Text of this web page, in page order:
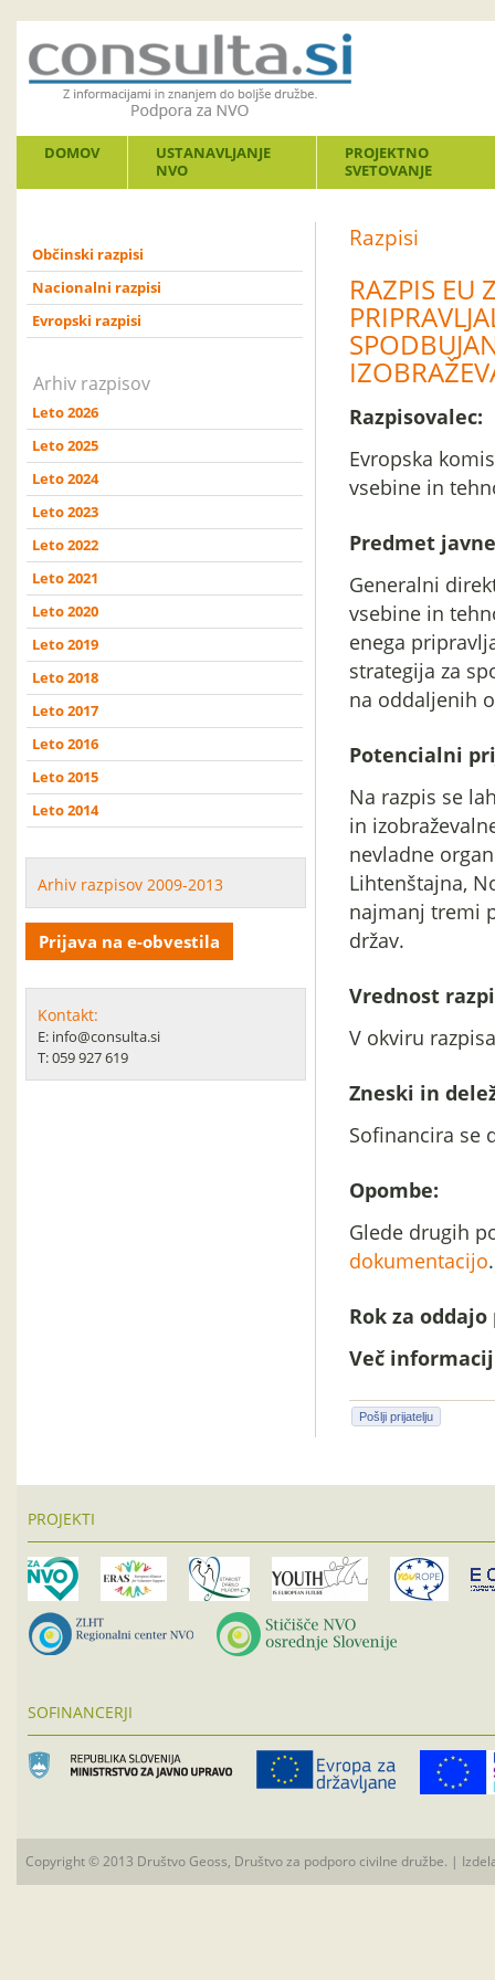
DOMOV
USTANAVLJANJE
NVO
PROJEKTNO
SVETOVANJE
Občinski razpisi
Nacionalni razpisi
Evropski razpisi
Arhiv razpisov
Leto 2026
Leto 2025
Leto 2024
Leto 2023
Leto 2022
Leto 2021
Leto 2020
Leto 2019
Leto 2018
Leto 2017
Leto 2016
Leto 2015
Leto 2014
Arhiv razpisov 2009-2013
Prijava na e-obvestila
Kontakt:
E: info@consulta.si
T: 059 927 619
Razpisi
RAZPIS EU
Razpisovalec:
Evropska
vsebine in
Predmet
Generalni
vsebine in
enega
strategija za
na oddaljenih
Potencialni
Na razpis se
in
nevladne
Lihtenštajna,
najmanj tremi
držav.
Vrednost
V okviru
Zneski in
Sofinancira se
Opombe:
Glede drugih
dokumentacijo.
Rok za
Več
Pošlji prijatelju
PROJEKTI
SOFINANCERJI
Copyright © 2013 Društvo Geoss, Društvo za podporo civilne družbe. |